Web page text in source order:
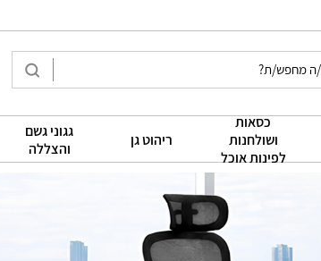
כסאות
ושולחנות
לפינות אוכל
ריהוט גן
גגוני גשם
והצללה